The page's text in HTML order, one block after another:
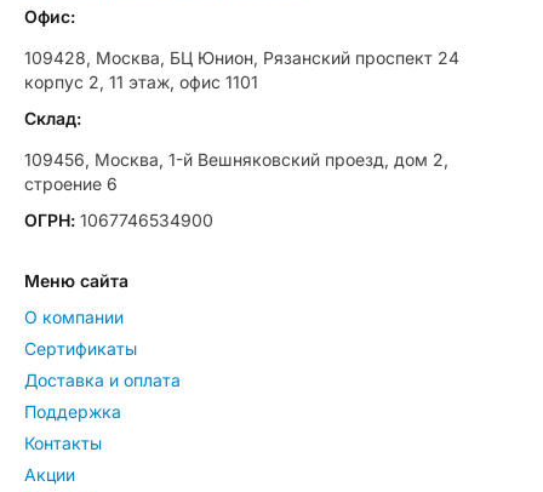
Офис:
109428, Москва, БЦ Юнион, Рязанский проспект 24
корпус 2, 11 этаж, офис 1101
Склад:
109456, Москва, 1-й Вешняковский проезд, дом 2,
строение 6
ОГРН: 1067746534900
Меню сайта
О компании
Сертификаты
Доставка и оплата
Поддержка
Контакты
Акции